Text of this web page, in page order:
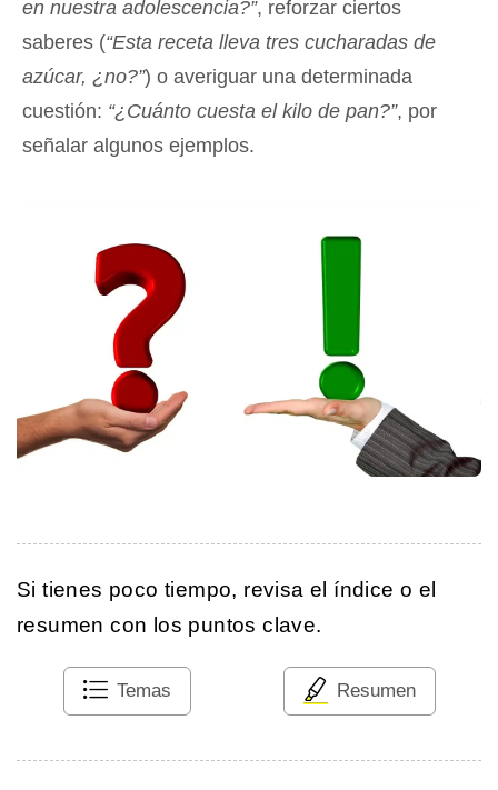
en nuestra adolescencia?”, reforzar ciertos
saberes (“Esta receta lleva tres cucharadas de
azúcar, ¿no?”) o averiguar una determinada
cuestión: “¿Cuánto cuesta el kilo de pan?”, por
señalar algunos ejemplos.
Si tienes poco tiempo, revisa el índice o el
resumen con los puntos clave.
Temas Resumen